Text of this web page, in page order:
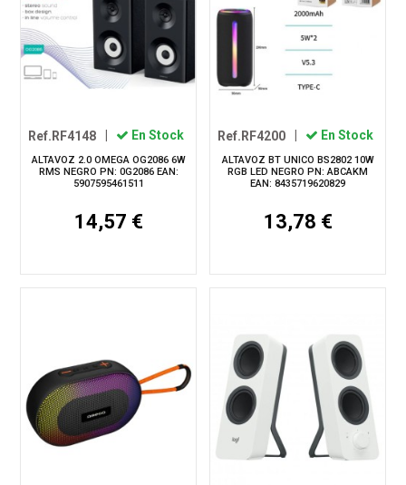
Ref.RF4148 En Stock
ALTAVOZ 2.0 OMEGA OG2086 6W
RMS NEGRO PN: 0G2086 EAN:
5907595461511
14,57 €
Ref.RF4200 En Stock
ALTAVOZ BT UNICO BS2802 10W
RGB LED NEGRO PN: ABCAKM
EAN: 8435719620829
13,78 €